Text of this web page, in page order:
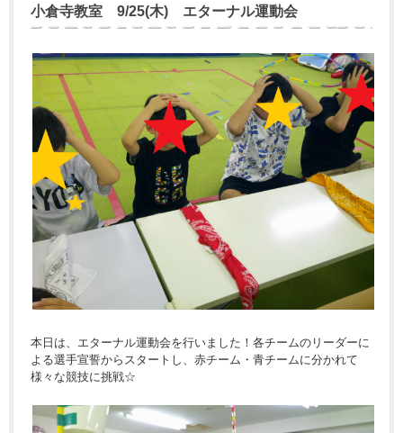
小倉寺教室 9/25(木) エターナル運動会
本日は、エターナル運動会を行いました！各チームのリーダーに
よる選手宣誓からスタートし、赤チーム・青チームに分かれて
様々な競技に挑戦☆